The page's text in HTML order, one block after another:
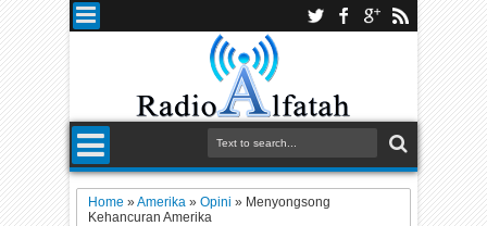
Home »Amerika »Opini » Menyongsong
Kehancuran Amerika